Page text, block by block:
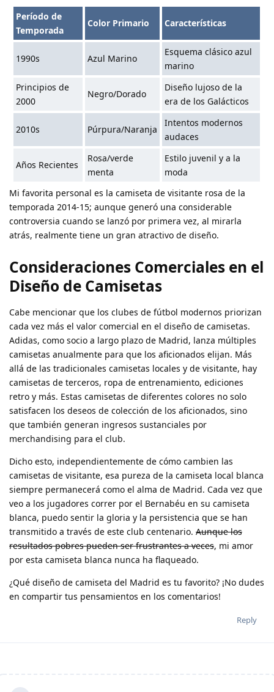
Período de
Temporada
Color Primario Características
1990s Azul Marino
Esquema clásico azul
marino
Principios de
2000
Negro/Dorado
Diseño lujoso de la
era de los Galácticos
2010s Púrpura/Naranja
Intentos modernos
audaces
Años Recientes
Rosa/verde
menta
Estilo juvenil y a la
moda
Mi favorita personal es la camiseta de visitante rosa de la
temporada 2014-15; aunque generó una considerable
controversia cuando se lanzó por primera vez, al mirarla
atrás, realmente tiene un gran atractivo de diseño.
Consideraciones Comerciales en el
Diseño de Camisetas
Cabe mencionar que los clubes de fútbol modernos priorizan
cada vez más el valor comercial en el diseño de camisetas.
Adidas, como socio a largo plazo de Madrid, lanza múltiples
camisetas anualmente para que los aficionados elijan. Más
allá de las tradicionales camisetas locales y de visitante, hay
camisetas de terceros, ropa de entrenamiento, ediciones
retro y más. Estas camisetas de diferentes colores no solo
satisfacen los deseos de colección de los aficionados, sino
que también generan ingresos sustanciales por
merchandising para el club.
Dicho esto, independientemente de cómo cambien las
camisetas de visitante, esa pureza de la camiseta local blanca
siempre permanecerá como el alma de Madrid. Cada vez que
veo a los jugadores correr por el Bernabéu en su camiseta
blanca, puedo sentir la gloria y la persistencia que se han
transmitido a través de este club centenario. Aunque los
resultados pobres pueden ser frustrantes a veces, mi amor
por esta camiseta blanca nunca ha flaqueado.
¿Qué diseño de camiseta del Madrid es tu favorito? ¡No dudes
en compartir tus pensamientos en los comentarios!
Reply